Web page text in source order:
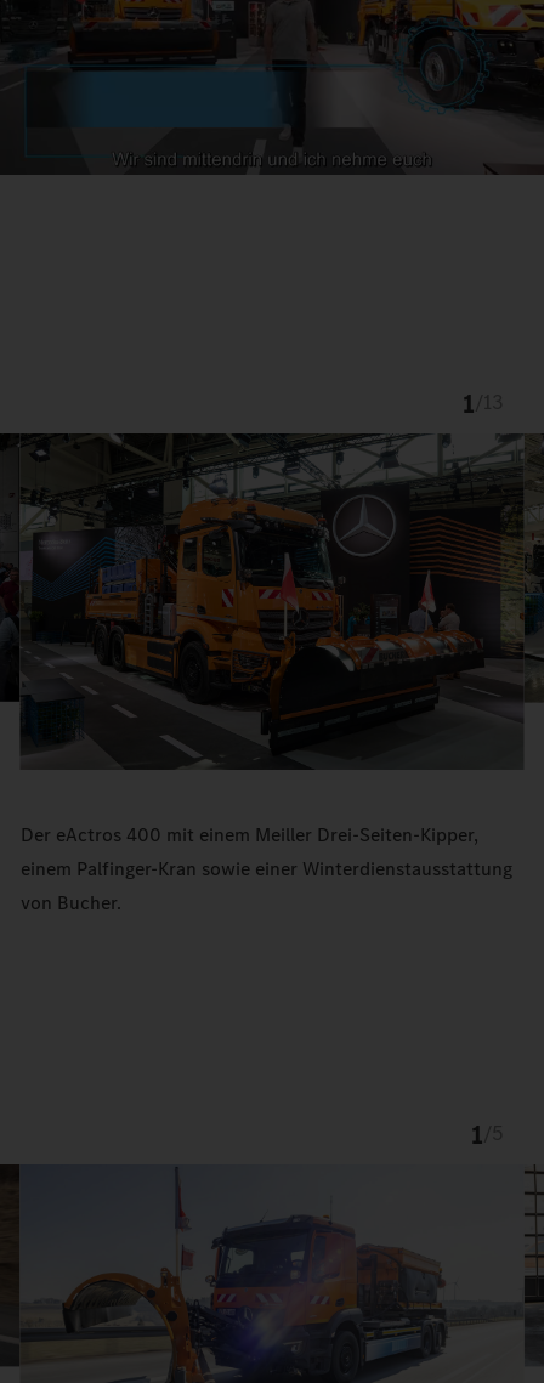
1
Der eActros 400 mit einem Meiller Drei-Seiten-Kipper,
einem Palfinger-Kran sowie einer Winterdienstausstattung
von Bucher.
1